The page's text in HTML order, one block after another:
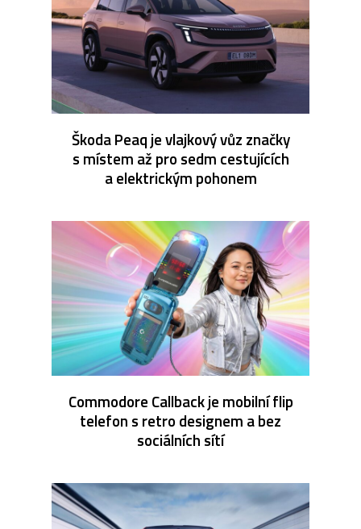
Škoda Peaq je vlajkový vůz značky
s místem až pro sedm cestujících
a elektrickým pohonem
Commodore Callback je mobilní flip
telefon s retro designem a bez
sociálních sítí